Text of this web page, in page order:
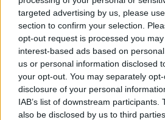
targeted advertising by us, please
section to confirm your selection.
opt-out request is processed you
interest-based ads based on
us or personal information disclosed
your opt-out. You may separately
disclosure of your personal
IAB’s list of downstream participants.
also be disclosed by us to third